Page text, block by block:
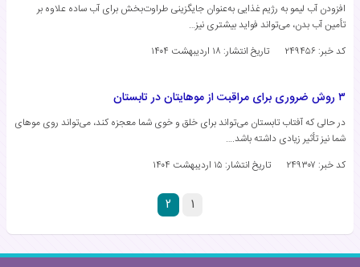
افزودن آب لیمو به رژیم غذایی به‌عنوان جایگزینی طراوت‌بخش برای آب ساده علاوه بر
تأمین آب بدن، می‌تواند فواید بیشتری نیز…
کد خبر: ۲۴۹۴۵۶
تاریخ انتشار: ۱۸ اردیبهشت ۱۴۰۴
۳ روش ضروری برای مراقبت از موهایتان در تابستان
در حالی که آفتاب تابستان می‌تواند برای خلق و خوی شما معجزه کند، می‌تواند روی موهای
شما نیز تأثیر زیادی داشته باشد.…
کد خبر: ۲۴۹۳۰۷
تاریخ انتشار: ۱۵ اردیبهشت ۱۴۰۴
۱ ۲